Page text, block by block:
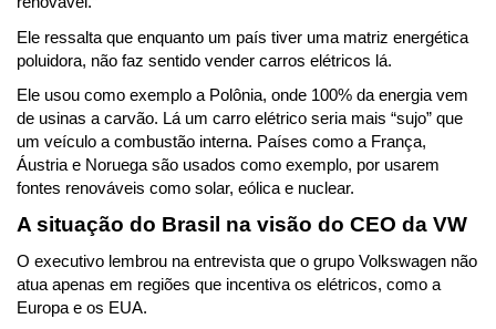
Ele ressalta que enquanto um país tiver uma matriz energética
poluidora, não faz sentido vender carros elétricos lá.
Ele usou como exemplo a Polônia, onde 100% da energia vem
de usinas a carvão. Lá um carro elétrico seria mais “sujo” que
um veículo a combustão interna. Países como a França,
Áustria e Noruega são usados como exemplo, por usarem
fontes renováveis como solar, eólica e nuclear.
A situação do Brasil na visão do CEO da VW
O executivo lembrou na entrevista que o grupo Volkswagen não
atua apenas em regiões que incentiva os elétricos, como a
Europa e os EUA.